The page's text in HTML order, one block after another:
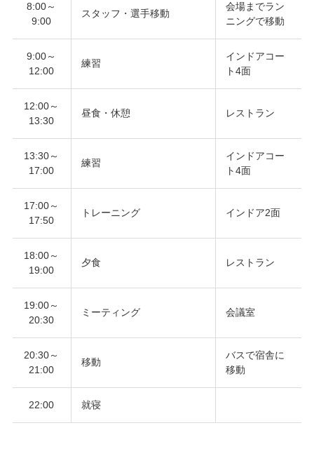
8:00～
9:00
スタッフ・選手移動
会場までラン
ニングで移動
9:00～
12:00
練習
インドアコー
ト4面
12:00～
13:30
昼食・休憩 レストラン
13:30～
17:00
練習
インドアコー
ト4面
17:00～
17:50
トレーニング インドア2面
18:00～
19:00
夕食 レストラン
19:00～
20:30
ミーティング 会議室
20:30～
21:00
移動
バスで宿舎に
移動
22:00 就寝